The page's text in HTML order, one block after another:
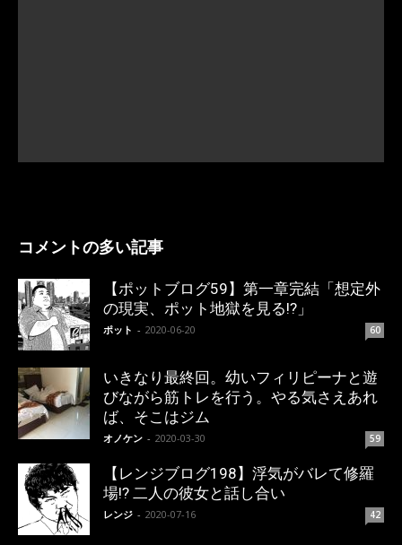
コメントの多い記事
【ポットブログ59】第一章完結「想定外
の現実、ポット地獄を見る!?」
ポット - 2020-06-20 60
いきなり最終回。幼いフィリピーナと遊
びながら筋トレを行う。やる気さえあれ
ば、そこはジム
オノケン - 2020-03-30 59
【レンジブログ198】浮気がバレて修羅
場!? 二人の彼女と話し合い
レンジ - 2020-07-16 42